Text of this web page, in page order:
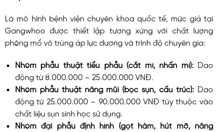
Là mô hình bệnh viện chuyên khoa quốc tế, mức giá tại
Gangwhoo được thiết lập tương xứng với chất lượng
phòng mổ vô trùng áp lực dương và trình độ chuyên gia:
Nhóm phẫu thuật tiểu phẫu (cắt mí, nhấn mí):Dao
động từ 8.000.000 – 25.000.000 VNĐ.
Nhóm phẫu thuật nâng mũi (bọc sụn, cấu trúc): Dao
động từ 25.000.000 – 90.000.000 VNĐ tùy thuộc vào
chất liệu sụn sinh học sử dụng.
Nhóm đại phẫu định hình (gọt hàm, hút mỡ, nâng